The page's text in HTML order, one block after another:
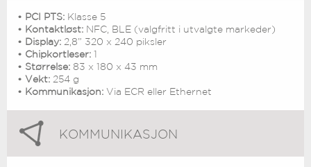
• PCI PTS: Klasse 5
• Kontaktløst: NFC, BLE (valgfritt i utvalgte markeder)
• Display: 2,8” 320 x 240 piksler
• Chipkortleser: 1
• Størrelse: 83 x 180 x 43 mm
• Vekt: 254 g
• Kommunikasjon: Via ECR eller Ethernet
KOMMUNIKASJON